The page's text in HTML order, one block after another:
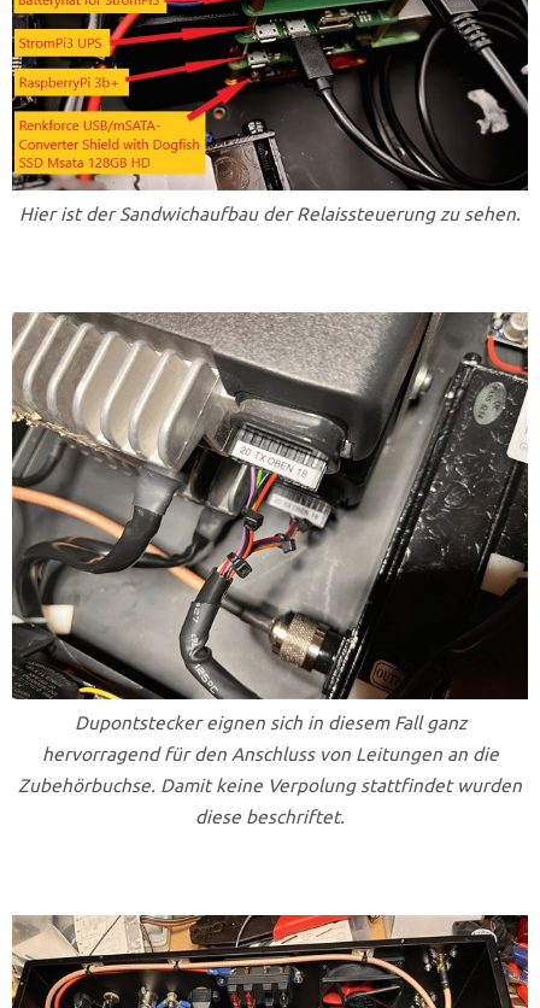
Hier ist der Sandwichaufbau der Relaissteuerung zu sehen.
Dupontstecker eignen sich in diesem Fall ganz
hervorragend für den Anschluss von Leitungen an die
Zubehörbuchse. Damit keine Verpolung stattfindet wurden
diese beschriftet.